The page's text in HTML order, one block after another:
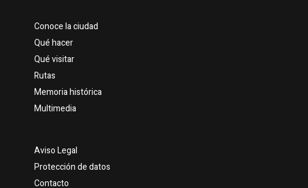
Conoce la ciudad
Qué hacer
Qué visitar
Rutas
Memoria histórica
Multimedia
Aviso Legal
Protección de datos
Contacto